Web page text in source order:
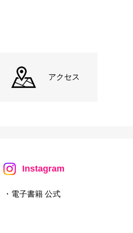
アクセス
Instagram
・電子書籍 公式